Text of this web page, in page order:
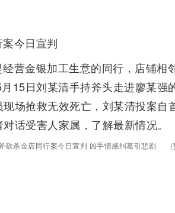
今日宣判
营金银加工生意的同行，店铺相
15日刘某清手持斧头走进廖某强
场抢救无效死亡，刘某清投案
话受害人家属，了解最新情况。
砍杀金店同行案今日宣判 凶手情感纠葛引悲剧 (